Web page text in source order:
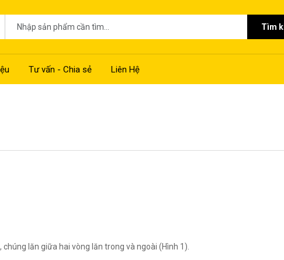
Tìm
Tư vấn - Chia sẻ Liên Hệ
lăn giữa hai vòng lăn trong và ngoài (Hình 1).